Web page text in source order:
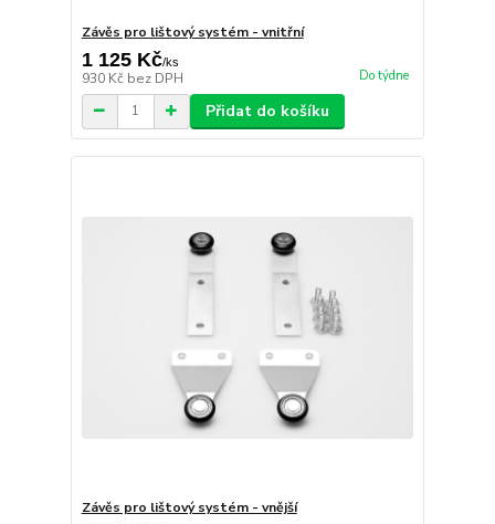
Závěs pro lištový systém - vnitřní
1 125 Kč/ks
930 Kč bez DPH Do týdne
Přidat do košíku
Závěs pro lištový systém - vnější